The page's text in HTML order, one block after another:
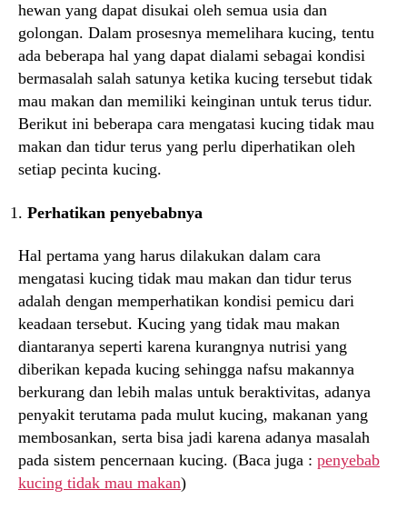
hewan yang dapat disukai oleh semua usia dan
golongan. Dalam prosesnya memelihara kucing, tentu
ada beberapa hal yang dapat dialami sebagai kondisi
bermasalah salah satunya ketika kucing tersebut tidak
mau makan dan memiliki keinginan untuk terus tidur.
Berikut ini beberapa cara mengatasi kucing tidak mau
makan dan tidur terus yang perlu diperhatikan oleh
setiap pecinta kucing.
Perhatikan penyebabnya
Hal pertama yang harus dilakukan dalam cara
mengatasi kucing tidak mau makan dan tidur terus
adalah dengan memperhatikan kondisi pemicu dari
keadaan tersebut. Kucing yang tidak mau makan
diantaranya seperti karena kurangnya nutrisi yang
diberikan kepada kucing sehingga nafsu makannya
berkurang dan lebih malas untuk beraktivitas, adanya
penyakit terutama pada mulut kucing, makanan yang
membosankan, serta bisa jadi karena adanya masalah
pada sistem pencernaan kucing. (Baca juga : penyebab
kucing tidak mau makan)